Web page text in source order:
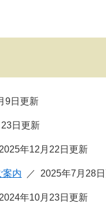
9日更新
日更新
2025年12月22日更新
案内 2025年7月28
2024年10月23日更新